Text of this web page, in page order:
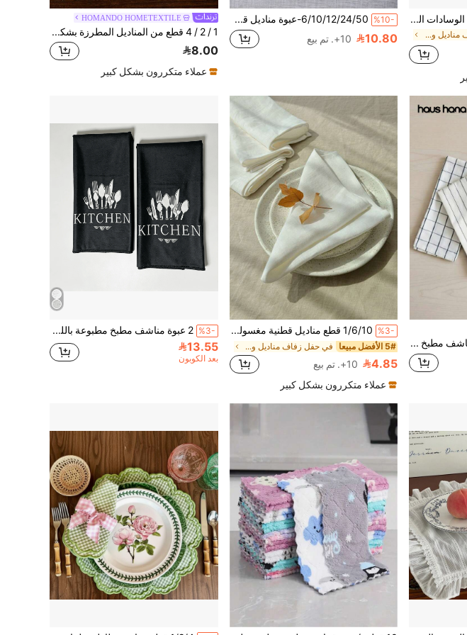
1 قطعة/2 قطعة/6 قطع من الوسادات المستديرة ذات الحافة المجعدة باللون الأحادي الحلوى، مناديل صغيرة بطراز الدانتيل الزهري، أغطية متعددة الأغراض للطاولة
في حفل زفاف مناديل ومطبخ ديكور مناشف اليد
%10- 6/10/12/24/50-عبوة مناديل قماشية بيج، مقاس 14*14/17*17 بوصة، قابلة للغسل، قماش بوليستر 100%، حواف مربوطة، مناسبة للفنادق والمطاعم وحفلات العطلات والأعراس والمناسبات الأخرى.
10.80 10+. تم بيع
HOMANDO HOMETEXTILE
1 / 2 / 4 قطع من المناديل المطرزة بشكل راقي، باللون الأخضر أو البني، للديكور، مقاوم للبقع الزيتية، مناسب للمنزل والأعياد والحفلات والمطبخ والأماكن المغلقة والخارجية والتخييم
8.00
عملاء متكررون بشكل كبير
Haus Hana طقم مناشف مطبخ بنقشة كاروهات مخططة باللون الأسود، متوفر ب- 1 أو 2 أو 4 قطع. قطعة قماش كبيرة متعددة الاستخدامات يمكن استخدامها كمنشفة شاي، أو منديل، أو قماش لتجفيف الأطباق، أو وسادة حرارية، أو غطاء.
%3- 1/6/10 قطع مناديل قطنية مغسولة صديقة للبشرة بأحجام متعددة باللون الأبيض السادة، مناسبة للعطلات وحفلات الزفاف
5# الأفضل مبيعا في حفل زفاف مناديل ومطبخ ديكور مناشف اليد
4.85 10+. تم بيع
عملاء متكررون بشكل كبير
%3- 2 عبوة مناشف مطبخ مطبوعة باللون الأسود بالكامل بتصميم ملعقة وشوكة، ديكور ريفي بسيط، أقمشة قابلة لإعادة الاستخدام والغسيل، مناشف شاي للمطبخ الحديث
13.55
بعد الكوبون